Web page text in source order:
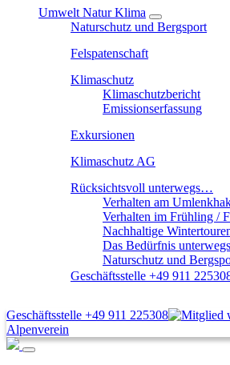
Umwelt Natur Klima
Naturschutz und Bergsport
Felspatenschaft
Klimaschutz
Klimaschutzbericht
Emissionserfassung
Exkursionen
Klimaschutz AG
Rücksichtsvoll unterwegs…
Verhalten am
Verhalten im Frühling /
Nachhaltige
Das Bedürfnis unterwegs
Naturschutz und
Geschäftsstelle +49 911
Geschäftsstelle +49 911 225308
Alpenverein